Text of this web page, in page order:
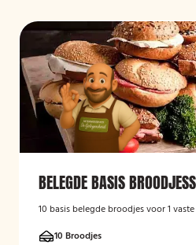
BELEGDE BASIS
10 basis belegde broodjes voor 1
10 Broodjes